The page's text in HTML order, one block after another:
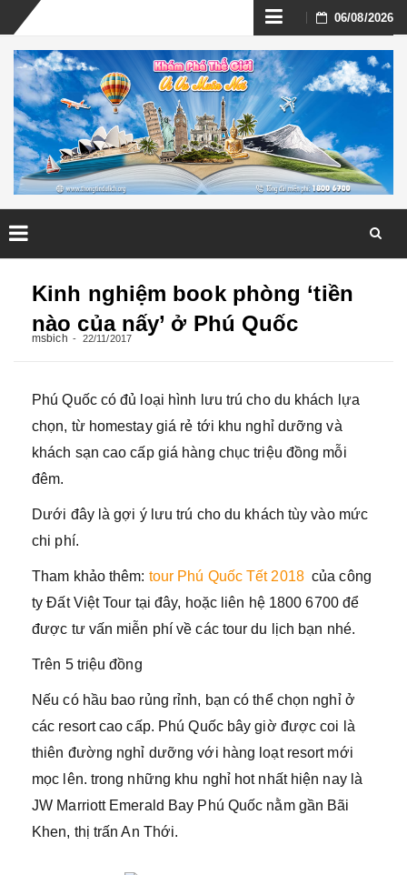
Skip
to
content
06/08/2026
Kinh nghiệm book phòng ‘tiền
nào của nấy’ ở Phú Quốc
msbich 22/11/2017
Phú Quốc có đủ loại hình lưu trú cho du khách lựa
chọn, từ homestay giá rẻ tới khu nghỉ dưỡng và
khách sạn cao cấp giá hàng chục triệu đồng mỗi
đêm.
Dưới đây là gợi ý lưu trú cho du khách tùy vào mức
chi phí.
Tham khảo thêm: tour Phú Quốc Tết 2018của công
ty Đất Việt Tour tại đây, hoặc liên hệ 1800 6700 để
được tư vấn miễn phí về các tour du lịch bạn nhé.
Trên 5 triệu đồng
Nếu có hầu bao rủng rỉnh, bạn có thể chọn nghỉ ở
các resort cao cấp. Phú Quốc bây giờ được coi là
thiên đường nghỉ dưỡng với hàng loạt resort mới
mọc lên. trong những khu nghỉ hot nhất hiện nay là
JW Marriott Emerald Bay Phú Quốc nằm gần Bãi
Khen, thị trấn An Thới.